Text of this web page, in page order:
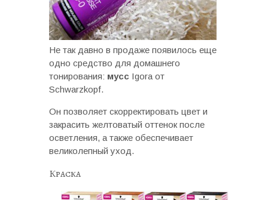
Не так давно в продаже появилось еще
одно средство для домашнего
тонирования: мусс Igora от
Schwarzkopf.
Он позволяет скорректировать цвет и
закрасить желтоватый оттенок после
осветления, а также обеспечивает
великолепный уход.
Краска